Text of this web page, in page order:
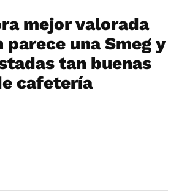
mejor valorada
parece una Smeg y
tan buenas
cafetería